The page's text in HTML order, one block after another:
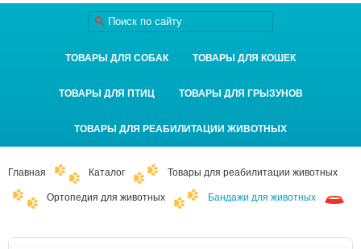
ТОВАРЫ ДЛЯ СОБАК ТОВАРЫ ДЛЯ КОШЕК
ТОВАРЫ ДЛЯ ПТИЦ ТОВАРЫ ДЛЯ ГРЫЗУНОВ
ТОВАРЫ ДЛЯ РЕАБИЛИТАЦИИ ЖИВОТНЫХ
Главная Каталог Товары для реабилитации животных
Ортопедия для животных Бандажи для животных